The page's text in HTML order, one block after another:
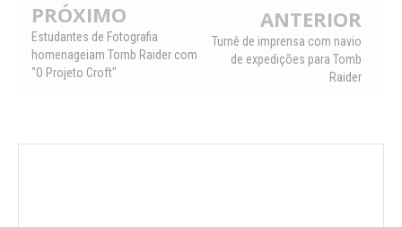
PRÓXIMO
Estudantes de Fotografia
homenageiam Tomb Raider com
"O Projeto Croft"
ANTERIOR
Turnê de imprensa com navio
de expedições para Tomb
Raider